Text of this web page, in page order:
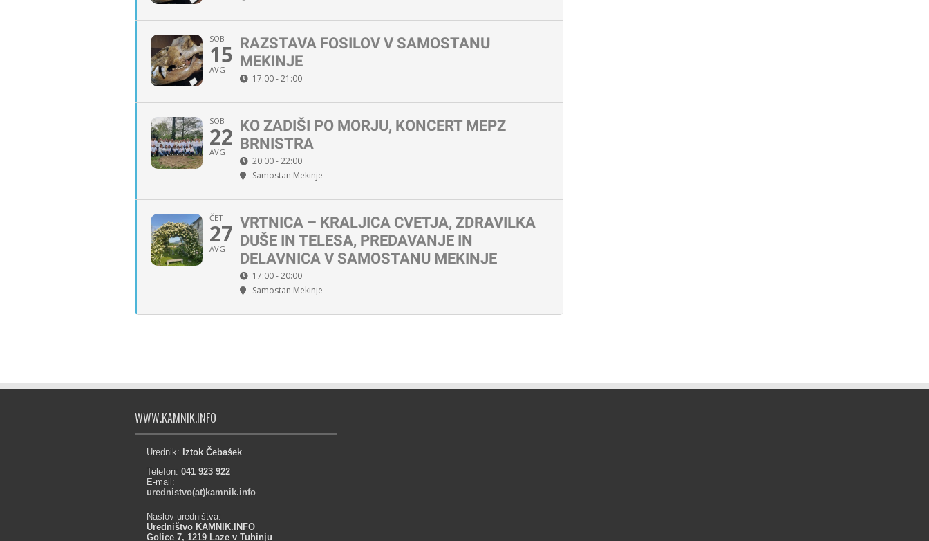
SOB
15
AVG
RAZSTAVA FOSILOV V SAMOSTANU
MEKINJE
17:00 - 21:00
SOB
22
AVG
KO ZADIŠI PO MORJU, KONCERT MEPZ
BRNISTRA
20:00 - 22:00
Samostan Mekinje
ČET
27
AVG
VRTNICA – KRALJICA CVETJA, ZDRAVILKA
DUŠE IN TELESA, PREDAVANJE IN
DELAVNICA V SAMOSTANU MEKINJE
17:00 - 20:00
Samostan Mekinje
WWW.KAMNIK.INFO
Urednik: Iztok Čebašek
Telefon: 041 923 922
E-mail:
urednistvo(at)kamnik.info
Naslov uredništva:
Uredništvo KAMNIK.INFO
Golice 7, 1219 Laze v Tuhinju